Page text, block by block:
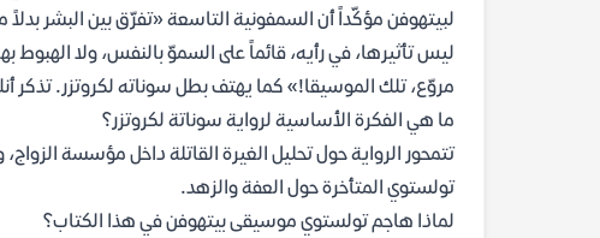
لبيتهوفن مؤكّداً أن السمفونية التاسعة «تفرّق بين البشر
ليس تأثيرها، في رأيه، قائماً على السموّ بالنفس، ولا
مروّع، تلك الموسيقا!» كما يهتف بطل سوناته لكروتزر.
ما هي الفكرة الأساسية لرواية سوناتة لكروتزر؟
تتمحور الرواية حول تحليل الغيرة القاتلة داخل مؤسسة
تولستوي المتأخرة حول العفة والزهد.
لماذا هاجم تولستوي موسيقى بيتهوفن في هذا الكتاب؟